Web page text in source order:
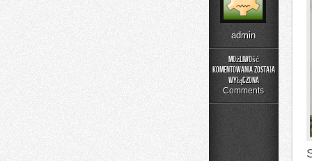
admin
Możliwość
komentowania
Size
została
wyłączona
Comments